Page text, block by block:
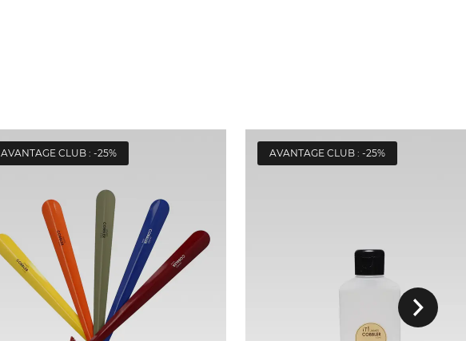
AVANTAGE CLUB : -25% AVANTAGE CLUB : -25%
Suivant